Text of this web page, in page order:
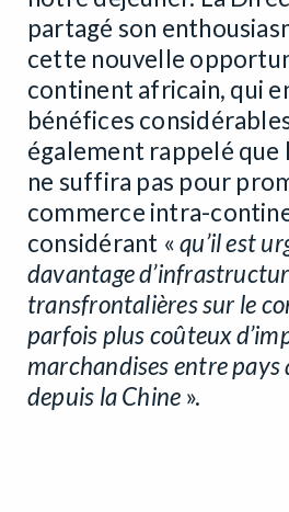
partagé son
cette nouvelle
continent africain, qui
bénéfices
également rappelé que
ne suffira pas pour
commerce intra-
considérant «qu’il est
davantage
transfrontalières sur le
parfois plus coûteux
marchandises entre pays
depuis la Chine ».